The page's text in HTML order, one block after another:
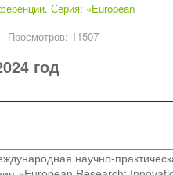
Серия: «European
Просмотров: 11507
год
научно-